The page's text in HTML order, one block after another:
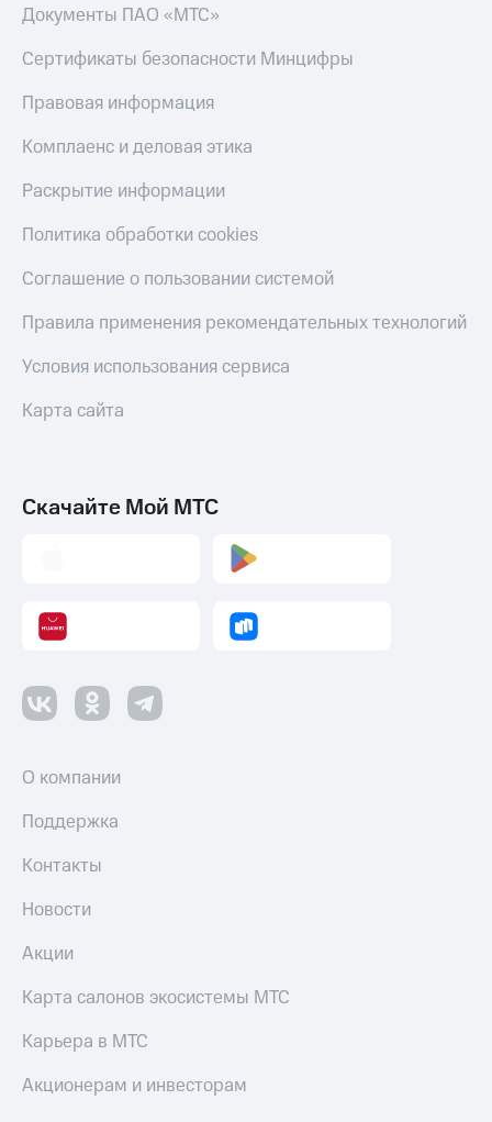
Документы ПАО «МТС»
Сертификаты безопасности Минцифры
Правовая информация
Комплаенс и деловая этика
Раскрытие информации
Политика обработки cookies
Соглашение о пользовании системой
Правила применения рекомендательных технологий
Условия использования сервиса
Карта сайта
Скачайте Мой МТС
О компании
Поддержка
Контакты
Новости
Акции
Карта салонов экосистемы МТС
Карьера в МТС
Акционерам и инвесторам